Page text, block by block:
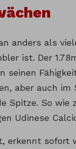
anders als
ist. Der
seinen
aber auch
Spitze. So wie
Udinese
erkennt